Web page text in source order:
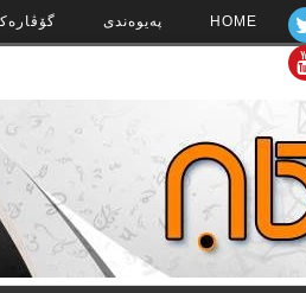
په‌‌یوه‌ندی HOME